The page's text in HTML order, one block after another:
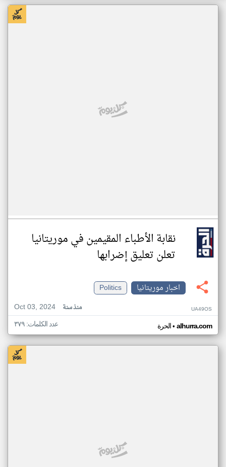
نقابة الأطباء المقيمين في موريتانيا
تعلن تعليق إضرابها
اخبار موريتانيا
Politics
Oct 03, 2024
منذ سنة UA49OS
الحرة• alhurra.com عدد الكلمات: ٣٧٩